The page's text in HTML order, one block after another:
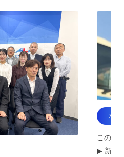
求人
このた
▶ 新卒